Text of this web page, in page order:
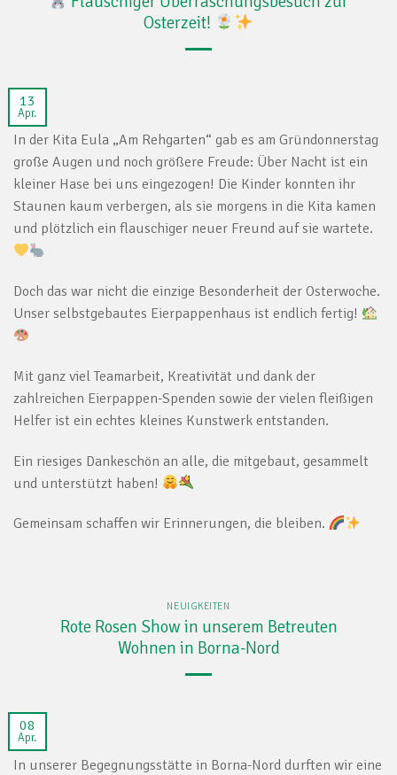
Osterzeit!
13
Apr.
In der Kita Eula „Am Rehgarten“ gab es am Gründonnerstag
große Augen und noch größere Freude: Über Nacht ist ein
kleiner Hase bei uns eingezogen! Die Kinder konnten ihr
Staunen kaum verbergen, als sie morgens in die Kita kamen
und plötzlich ein flauschiger neuer Freund auf sie wartete.
Doch das war nicht die einzige Besonderheit der Osterwoche.
Unser selbstgebautes Eierpappenhaus ist endlich fertig!
Mit ganz viel Teamarbeit, Kreativität und dank der
zahlreichen Eierpappen-Spenden sowie der vielen fleißigen
Helfer ist ein echtes kleines Kunstwerk entstanden.
Ein riesiges Dankeschön an alle, die mitgebaut, gesammelt
und unterstützt haben!
Gemeinsam schaffen wir Erinnerungen, die bleiben.
NEUIGKEITEN
Rote Rosen Show in unserem Betreuten
Wohnen in Borna-Nord
08
Apr.
In unserer Begegnungsstätte in Borna-Nord durften wir eine